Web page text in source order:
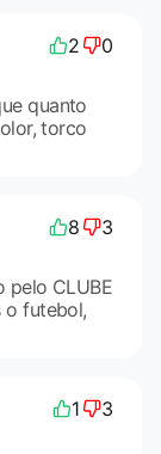
2 0
quanto
torco
8 3
pelo CLUBE
o futebol,
1 3